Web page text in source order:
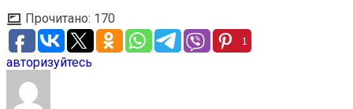
Прочитано: 170
1
авторизуйтесь